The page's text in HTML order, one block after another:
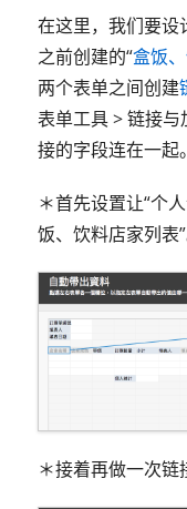
在这里，我们要设
之前创建的“盒饭
两个表单之间创建
表单工具 > 链接
接的字段连在一起。
＊首先设置让“个
饭、饮料店家列表”
＊接着再做一次链